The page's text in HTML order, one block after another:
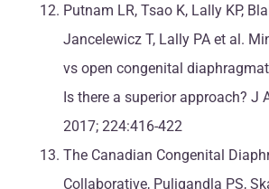
Putnam LR, Tsao K, Lally KP,
Jancelewicz T, Lally PA et al.
vs open congenital
Is there a superior approach? J
2017; 224:416-422
The Canadian Congenital
Collaborative, Puligandla PS,